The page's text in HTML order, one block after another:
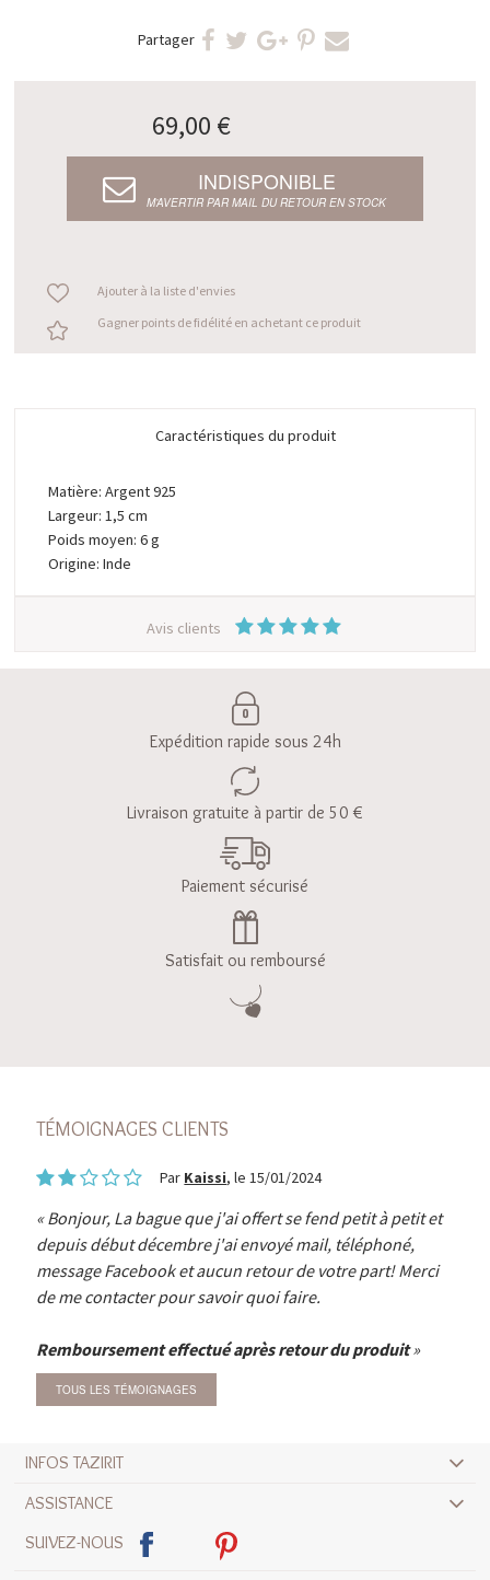
Partager
69,00 €
INDISPONIBLE
M’AVERTIR PAR MAIL DU RETOUR EN STOCK
Ajouter à la liste d'envies
Gagner points de fidélité en achetant ce produit
Caractéristiques du produit
Matière: Argent 925
Largeur: 1,5 cm
Poids moyen: 6 g
Origine: Inde
Avis clients
Expédition rapide sous 24h
Livraison gratuite à partir de 50 €
Paiement sécurisé
Satisfait ou remboursé
TÉMOIGNAGES CLIENTS
Par Kaissi, le 15/01/2024
Bonjour, La bague que j'ai offert se fend petit à petit et
depuis début décembre j'ai envoyé mail, téléphoné,
message Facebook et aucun retour de votre part! Merci
de me contacter pour savoir quoi faire.
Remboursement effectué après retour du produit
TOUS LES TÉMOIGNAGES
INFOS TAZIRIT
ASSISTANCE
SUIVEZ-NOUS